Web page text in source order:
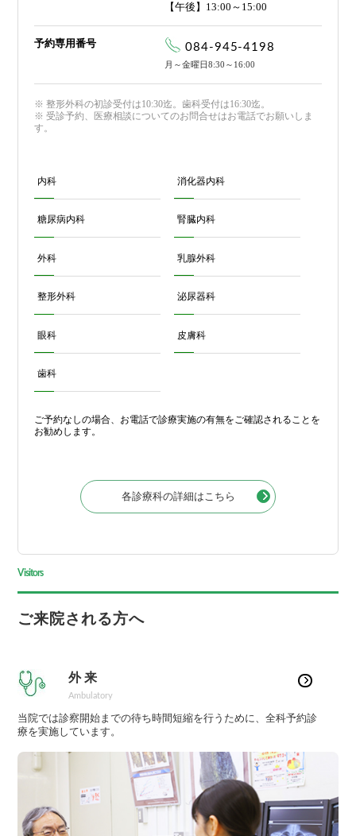
【午後】13:00～15:00
予約専用番号 084-945-4198
月～金曜日8:30～16:00
※ 整形外科の初診受付は10:30迄。歯科受付は16:30迄。
※ 受診予約、医療相談についてのお問合せはお電話でお願いしま
す。
内科 消化器内科
糖尿病内科 腎臓内科
外科 乳腺外科
整形外科 泌尿器科
眼科 皮膚科
歯科
ご予約なしの場合、お電話で診療実施の有無をご確認されることを
お勧めします。
各診療科の詳細はこちら
Visitors
ご来院される方へ
外 来
Ambulatory
当院では診察開始までの待ち時間短縮を行うために、全科予約診
療を実施しています。